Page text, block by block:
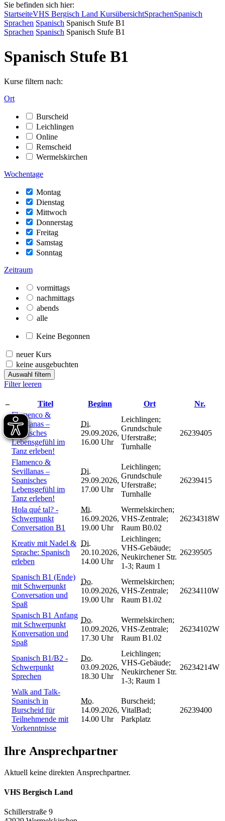
Sie befinden sich hier:
StartseiteVHS Bergisch Land KursübersichtSprachenSpanisch
Sprachen Spanisch Spanisch Stufe B1
Sprachen Spanisch Spanisch Stufe B1
Spanisch Stufe B1
Kurse filtern nach:
Ort
Burscheid
Leichlingen
Online
Remscheid
Wermelskirchen
Wochentage
Montag
Dienstag
Mittwoch
Donnerstag
Freitag
Samstag
Sonntag
Zeitraum
vormittags
nachmittags
abends
alle
Keine Begonnen
neuer Kurs
keine ausgebuchten
Auswahl filtern
Filter leeren
– Titel Beginn Ort
Nr.
Flamenco &
Sevillanas –
Spanisches
Lebensgefühl im
Tanz erleben!
Di.
29.09.2026,
16.00 Uhr
Leichlingen;
Grundschule
Uferstraße;
Turnhalle
26239405
Flamenco &
Sevillanas –
Spanisches
Lebensgefühl im
Tanz erleben!
Di.
29.09.2026,
17.00 Uhr
Leichlingen;
Grundschule
Uferstraße;
Turnhalle
26239415
Hola qué tal? -
Schwerpunkt
Conversation B1
Mi.
16.09.2026,
19.00 Uhr
Wermelskirchen;
VHS-Zentrale;
Raum B0.02
26234318W
Kreativ mit Nadel &
Sprache: Spanisch
erleben
Di.
20.10.2026,
14.00 Uhr
Leichlingen;
VHS-Gebäude;
Neukirchener Str.
1-3; Raum 1
26239505
Spanisch B1 (Ende)
mit Schwerpunkt
Conversation und
Spaß
Do.
10.09.2026,
19.00 Uhr
Wermelskirchen;
VHS-Zentrale;
Raum B1.02
26234110W
Spanisch B1 Anfang
mit Schwerpunkt
Konversation und
Spaß
Do.
10.09.2026,
17.30 Uhr
Wermelskirchen;
VHS-Zentrale;
Raum B1.02
26234102W
Spanisch B1/B2 -
Schwerpunkt
Sprechen
Do.
03.09.2026,
18.30 Uhr
Leichlingen;
VHS-Gebäude;
Neukirchener Str.
1-3; Raum 1
26234214W
Walk and Talk-
Spanisch in
Burscheid für
Teilnehmende mit
Vorkenntnisse
Mo.
14.09.2026,
14.00 Uhr
Burscheid;
VitalBad;
Parkplatz
26239400
Ihre Ansprechpartner
Aktuell keine direkten Ansprechpartner.
VHS Bergisch Land
Schillerstraße 9